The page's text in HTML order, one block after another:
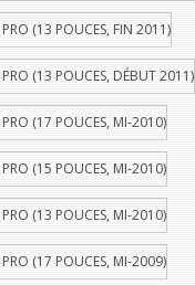
(13 POUCES, FIN 2011)
(13 POUCES, DÉBUT 2011)
(17 POUCES, MI-2010)
(15 POUCES, MI-2010)
(13 POUCES, MI-2010)
(17 POUCES, MI-2009)